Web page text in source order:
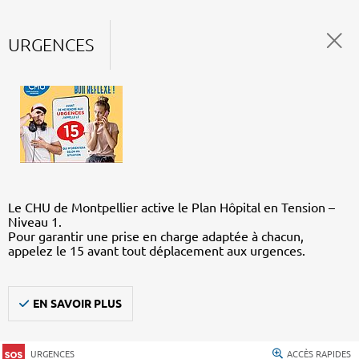
URGENCES
Le CHU de Montpellier active le Plan Hôpital en Tension –
Niveau 1.
Pour garantir une prise en charge adaptée à chacun,
appelez le 15 avant tout déplacement aux urgences.
EN SAVOIR PLUS
URGENCES ACCÈS RAPIDES